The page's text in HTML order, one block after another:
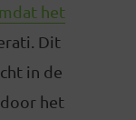
het
Dit
in de
het